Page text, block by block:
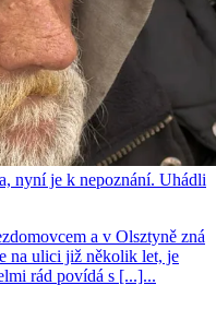
nyní je k nepoznání. Uhádli
a v Olsztyně zná
na ulici již několik let, je
rád povídá s [...]...